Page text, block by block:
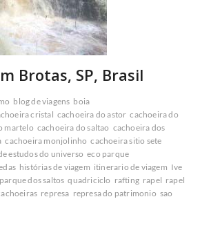
Brotas, SP, Brasil
blog de viagens boia
cristal cachoeira do astor cachoeira do
martelo cachoeira do saltao cachoeira dos
cachoeira monjolinho cachoeira sitio sete
estudos do universo eco parque
histórias de viagem itinerario de viagem Ive
parque dos saltos quadriciclo rafting rapel rapel
represa represa do patrimonio sao